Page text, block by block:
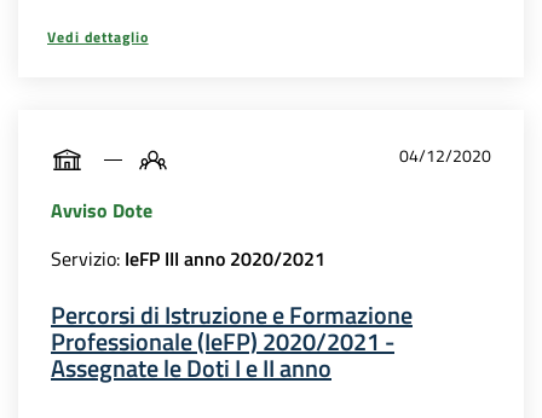
Vedi dettaglio
04/12/2020
Avviso Dote
Servizio: IeFP III anno 2020/2021
Percorsi di Istruzione e Formazione
Professionale (IeFP) 2020/2021 -
Assegnate le Doti I e II anno